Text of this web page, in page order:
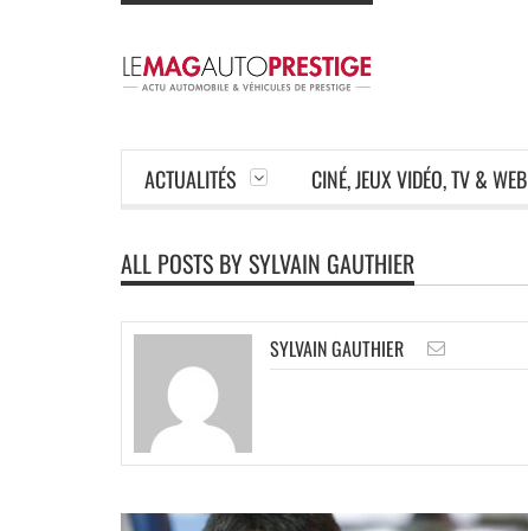
ACTUALITÉS CINÉ, JEUX VIDÉO, TV & WEB
ALL POSTS BY SYLVAIN GAUTHIER
SYLVAIN GAUTHIER